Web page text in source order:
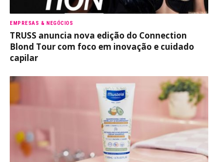
EMPRESAS & NEGÓCIOS
TRUSS anuncia nova edição do Connection
Blond Tour com foco em inovação e cuidado
capilar